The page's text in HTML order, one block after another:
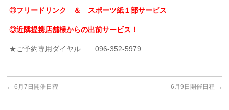
◎フリードリンク ＆ スポーツ紙１部サービス
◎近隣提携店舗様からの出前サービス！
★ご予約専用ダイヤル 096-352-5979
← 6月7日開催日程 6月9日開催日程 →